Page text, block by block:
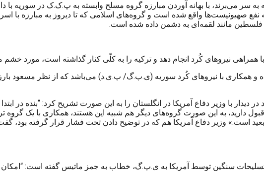
سر می‌برند، با بهانه آوردن مبارزه گروه مسلح وابسته به پ.ک.ک در سوریه با
واقع شده است و گروه‌های اسلامی که تا دیروز به مبارزه با
مانند لقمه‌‌ای به دشمن داده شده است.
همراهی نیروهای کُرد انجام دهد و ترکیه را به کلّی کنار گذاشته است، مورد
و همکاری با نیروهای کُرد سوریه (ی.پ.گ/ پ.ی.د) می‌باشد که از نظر مسعود
دیدار با وزیر دفاع آمریکا در انگلستان را به این صورت تشریح کرد: “بنده در
دارید، به این صورت گروه‌های دیگر هم شبیه این هستند، همکاری با یک گروه
است.» وزیر دفاع آمریکا هم که در توضیح دادن تحت فشار قرار گرفته بود،
تسلیحات سنگین توسط آمریکا به ی.پ.گ، خطاب به جمز ماتیس گفته است: